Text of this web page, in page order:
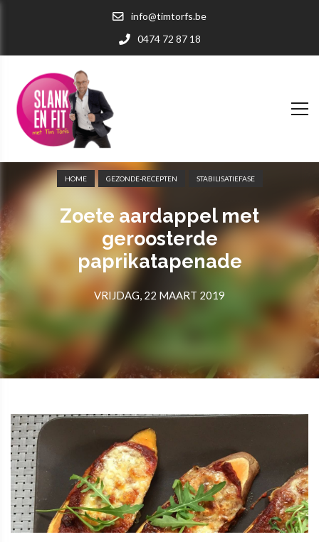
info@timtorfs.be
0474 72 87 18
HOME GEZONDE-RECEPTEN STABILISATIEFASE
Zoete aardappel met
geroosterde
paprikatapenade
VRIJDAG, 22 MAART 2019